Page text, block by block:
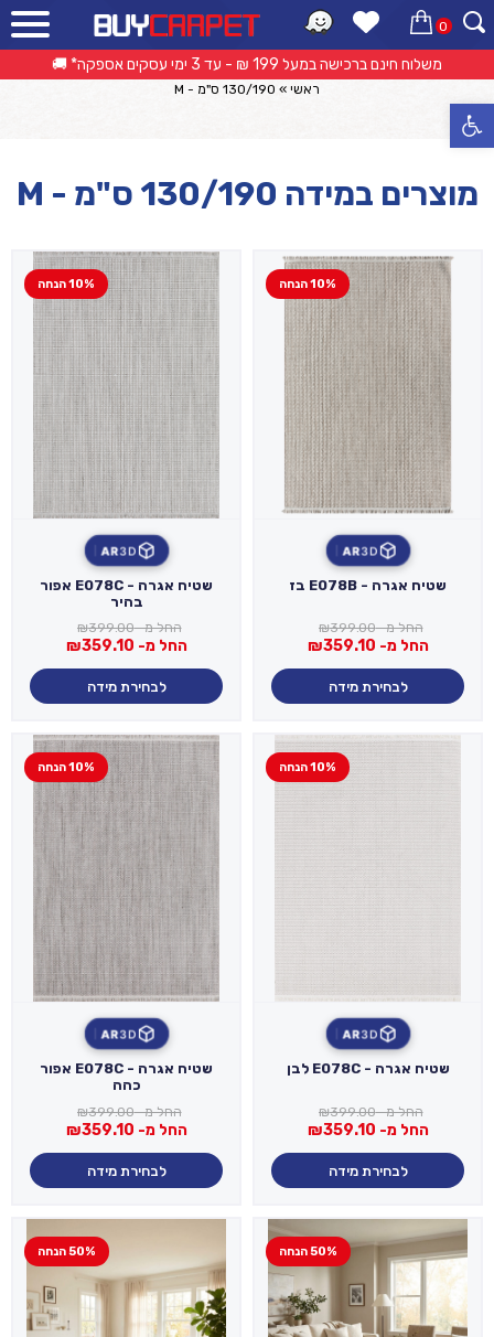
פתח סרגל נגישות
אפשרות החזרה/החלפה עד 14 ימי עסקים 🔁
0 קטלוג מוצרים
ראשי » 130/190 ס"מ - M
מוצרים במידה 130/190 ס"מ - M
10% הנחה
3D
AR
שטיח אגרה - E078B בז
החל מ- ₪399.00
החל מ- ₪359.10
לבחירת מידה
10% הנחה
3D
AR
שטיח אגרה - E078C אפור
בהיר
החל מ- ₪399.00
החל מ- ₪359.10
לבחירת מידה
10% הנחה
3D
AR
שטיח אגרה - E078C לבן
החל מ- ₪399.00
החל מ- ₪359.10
לבחירת מידה
10% הנחה
3D
AR
שטיח אגרה - E078C אפור
כהה
החל מ- ₪399.00
החל מ- ₪359.10
לבחירת מידה
50% הנחה 50% הנחה